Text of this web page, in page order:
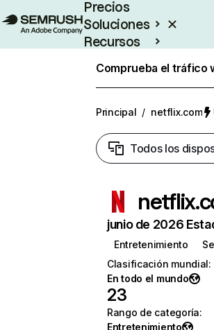
Precios
Soluciones
Recursos
Comprueba el tráfico
Principal / netflix.com
Todos los
junio de 2026
Entretenimiento
Clasificación mundial:
En todo el mundo
23
Rango de categoría:
Entretenimiento